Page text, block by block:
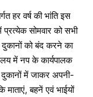
हर वर्ष की भांति इस
प्रत्येक सोमवार को सभी
दुकानों को बंद करने का
में नप के कार्यपालक
दुकानों में जाकर अपनी-
बहनें एवं भाईयों